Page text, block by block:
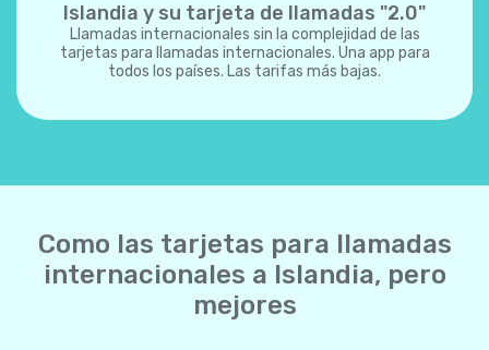
Islandia y su tarjeta de llamadas "2.0"
Llamadas internacionales sin la complejidad de las
tarjetas para llamadas internacionales. Una app para
todos los países. Las tarifas más bajas.
Como las tarjetas para llamadas
internacionales a Islandia, pero
mejores